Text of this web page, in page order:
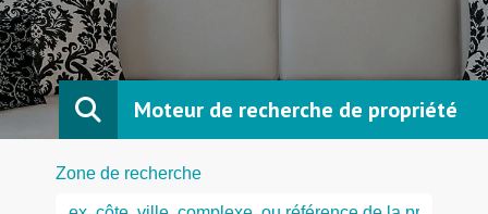
Moteur de recherche de propriété
Zone de recherche